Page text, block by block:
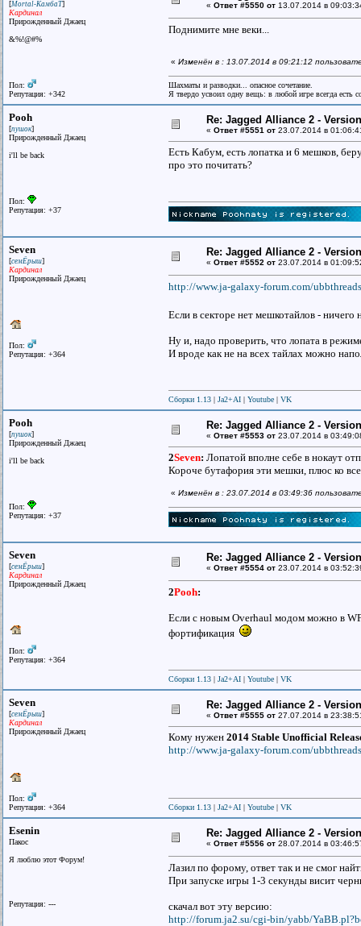
[Mortal-КамбаТ]
Кардинал
Прирожденный Джаец
&%!@#%
Пол:
Репутация: +342
« Ответ #5550 от 13.07.2014 в
Поднимите мне веки...
« Изменён в : 13.07.2014 в 09:21:12
Шахматы и разводки... опасное сочетание.
Я твердо усвоил одну вещь: в любой игре всегда есть
Pooh
[пушок]
Прирожденный Джаец
i'll be back
Пол:
Репутация: +37
Re: Jagged Alliance 2 -
« Ответ #5551 от 23.07.2014 в
Есть Кабум, есть лопатка и 6 мешков,
про это почитать?
Seven
[семЁрыш]
Кардинал
Прирожденный Джаец
Пол:
Репутация: +364
Re: Jagged Alliance 2 -
« Ответ #5552 от 23.07.2014 в
http://www.ja-galaxy-forum.com/
Если в секторе нет мешкотайлов -
Ну и, надо проверить, что лопата в
И вроде как не на всех тайлах можно
Сборки 1.13 | Ja2+AI | Youtube | VK
Pooh
[пушок]
Прирожденный Джаец
i'll be back
Пол:
Репутация: +37
Re: Jagged Alliance 2 -
« Ответ #5553 от 23.07.2014 в
2Seven: Лопатой вполне себе в нокаут
Короче бутафория эти мешки, плюс ко
« Изменён в : 23.07.2014 в 03:49:36
Seven
[семЁрыш]
Кардинал
Прирожденный Джаец
Пол:
Репутация: +364
Re: Jagged Alliance 2 -
« Ответ #5554 от 23.07.2014 в
2Pooh:
Если с новым Overhaul модом можно в
фортификация
Сборки 1.13 | Ja2+AI | Youtube | VK
Seven
[семЁрыш]
Кардинал
Прирожденный Джаец
Пол:
Репутация: +364
Re: Jagged Alliance 2 -
« Ответ #5555 от 27.07.2014 в
Кому нужен 2014 Stable Unofficial
http://www.ja-galaxy-forum.com/
Сборки 1.13 | Ja2+AI | Youtube | VK
Esenin
Пакос
Я люблю этот Форум!
Репутация: ---
Re: Jagged Alliance 2 -
« Ответ #5556 от 28.07.2014 в
Лазил по форому, ответ так и не смог
При запуске игры 1-3 секунды висит
скачал вот эту версию:
http://forum.ja2.su/cgi-bin/yabb/